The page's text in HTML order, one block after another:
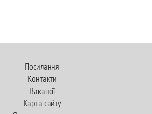
Посилання
Контакти
Вакансії
Карта сайту